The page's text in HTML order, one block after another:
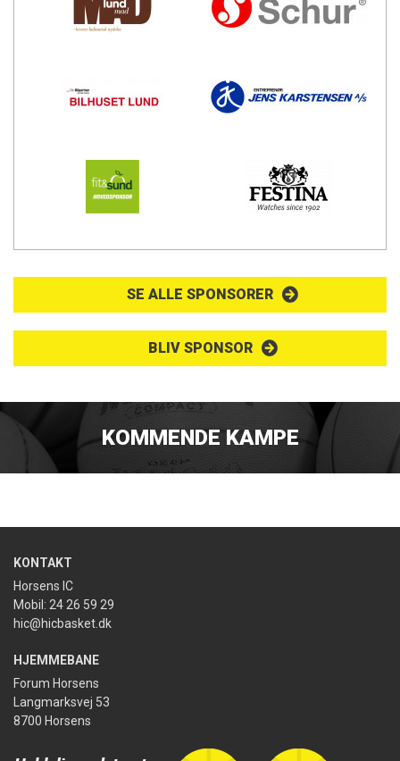
SE ALLE SPONSORER
BLIV SPONSOR
KOMMENDE KAMPE
KONTAKT
Horsens IC
Mobil: 24 26 59 29
hic@hicbasket.dk
HJEMMEBANE
Forum Horsens
Langmarksvej 53
8700 Horsens